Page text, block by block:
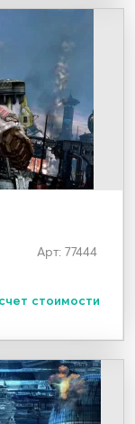
Арт: 77444
стоимости